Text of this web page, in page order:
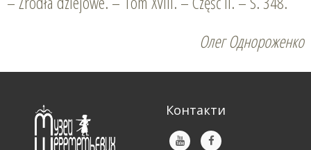
Олег Однороженко
Контакти